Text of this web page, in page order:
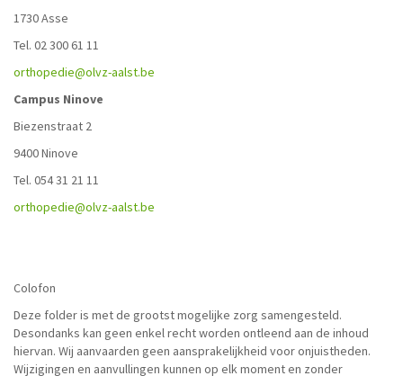
1730 Asse
Tel. 02 300 61 11
orthopedie@olvz-aalst.be
Campus Ninove
Biezenstraat 2
9400 Ninove
Tel. 054 31 21 11
orthopedie@olvz-aalst.be
Colofon
Deze folder is met de grootst mogelijke zorg samengesteld.
Desondanks kan geen enkel recht worden ontleend aan de inhoud
hiervan. Wij aanvaarden geen aansprakelijkheid voor onjuistheden.
Wijzigingen en aanvullingen kunnen op elk moment en zonder